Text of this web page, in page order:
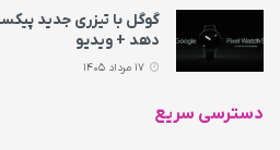
دهد + ویدیو
دسترسی سریع